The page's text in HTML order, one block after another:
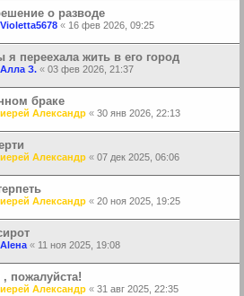
о разводе
Violetta5678 « 16 фев 2026, 09:25
я переехала жить в его город
Алла З. « 03 фев 2026, 21:37
браке
иерей Александр « 30 янв 2026, 22:13
иерей Александр « 07 дек 2025, 06:06
иерей Александр « 20 ноя 2025, 19:25
Аlена « 11 ноя 2025, 19:08
пожалуйста!
иерей Александр « 31 авг 2025, 22:35